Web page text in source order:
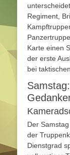
Regiment,
Karte einen
der erste
bei
Der
der
Dienstgrad